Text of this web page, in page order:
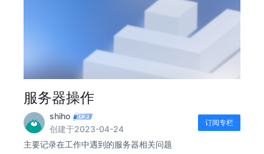
服务器操作
shiho
创建于2023-04-24
订阅专栏
主要记录在工作中遇到的服务器相关问题